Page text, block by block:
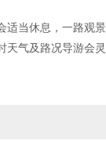
适当休息，一路观
天气及路况导游会